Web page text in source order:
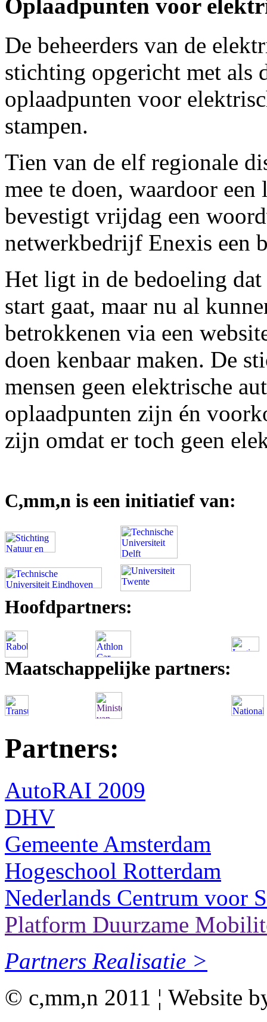
Oplaadpunten voor
De beheerders van de
stichting opgericht met als
oplaadpunten voor
stampen.
Tien van de elf regionale
mee te doen, waardoor
bevestigt vrijdag een
netwerkbedrijf Enexis een
Het ligt in de bedoeling
start gaat, maar nu al
betrokkenen via een
doen kenbaar maken. De
mensen geen elektrische
oplaadpunten zijn én
zijn omdat er toch geen
C,mm,n is een initiatief van:
Hoofdpartners:
Maatschappelijke partners:
Partners:
AutoRAI 2009
DHV
Gemeente Amsterdam
Hogeschool Rotterdam
Nederlands Centrum voor
Platform Duurzame
Partners Realisatie >
© c,mm,n 2011 ¦ Website